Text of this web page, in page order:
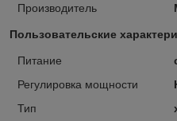
Производитель
Пользовательские
Питание
Регулировка мощности
Тип